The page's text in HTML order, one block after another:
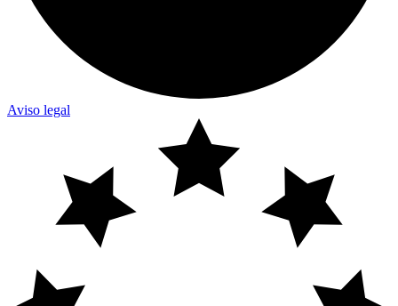
Aviso legal